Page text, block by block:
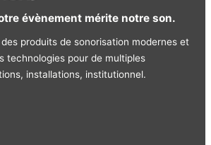
évènement mérite notre son.
produits de sonorisation modernes et
technologies pour de multiples
installations, institutionnel.